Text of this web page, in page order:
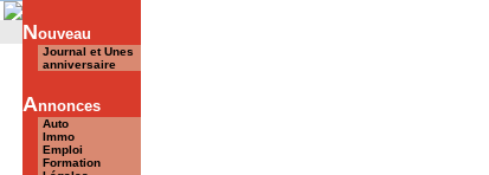
Nouveau
Journal et Unes
anniversaire
Annonces
Auto
Immo
Emploi
Formation